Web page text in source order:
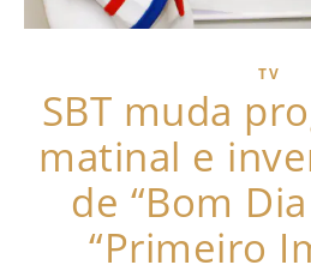
TV
SBT muda
matinal e
de “Bom
“Primeiro